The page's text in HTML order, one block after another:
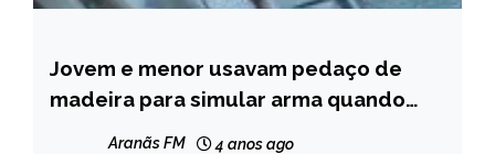
CAPELINHA
NOTÍCIAS
Jovem e menor usavam pedaço de
madeira para simular arma quando
Aranãs FM 4 anos ago